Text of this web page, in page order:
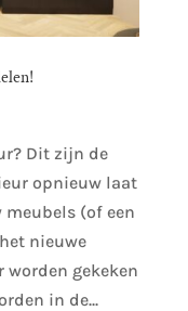
Dit zijn de
opnieuw laat
(of een
nieuwe
worden gekeken
in de...